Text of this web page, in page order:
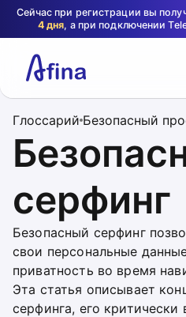
Сейчас при регистрации вы
4 дня, а при подключении
Глоссарий Безопасный
серфинг
Безопасный серфинг
свои персональные
приватность во время
Эта статья описывает
серфинга, его